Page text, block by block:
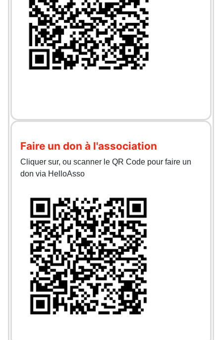
Faire un don à l'association
Cliquer sur, ou scanner le QR Code pour faire un
don via HelloAsso